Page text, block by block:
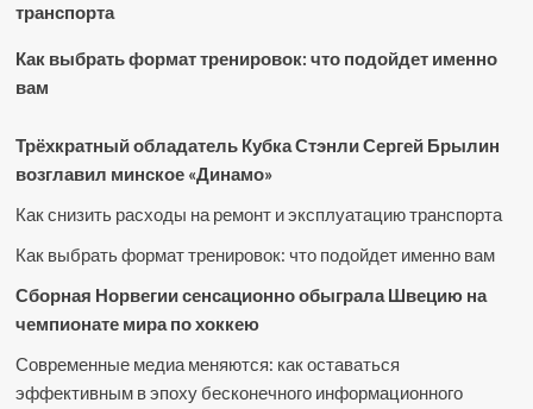
транспорта
Как выбрать формат тренировок: что подойдет именно
вам
Трёхкратный обладатель Кубка Стэнли Сергей Брылин
возглавил минское «Динамо»
Как снизить расходы на ремонт и эксплуатацию транспорта
Как выбрать формат тренировок: что подойдет именно вам
Сборная Норвегии сенсационно обыграла Швецию на
чемпионате мира по хоккею
Современные медиа меняются: как оставаться
эффективным в эпоху бесконечного информационного